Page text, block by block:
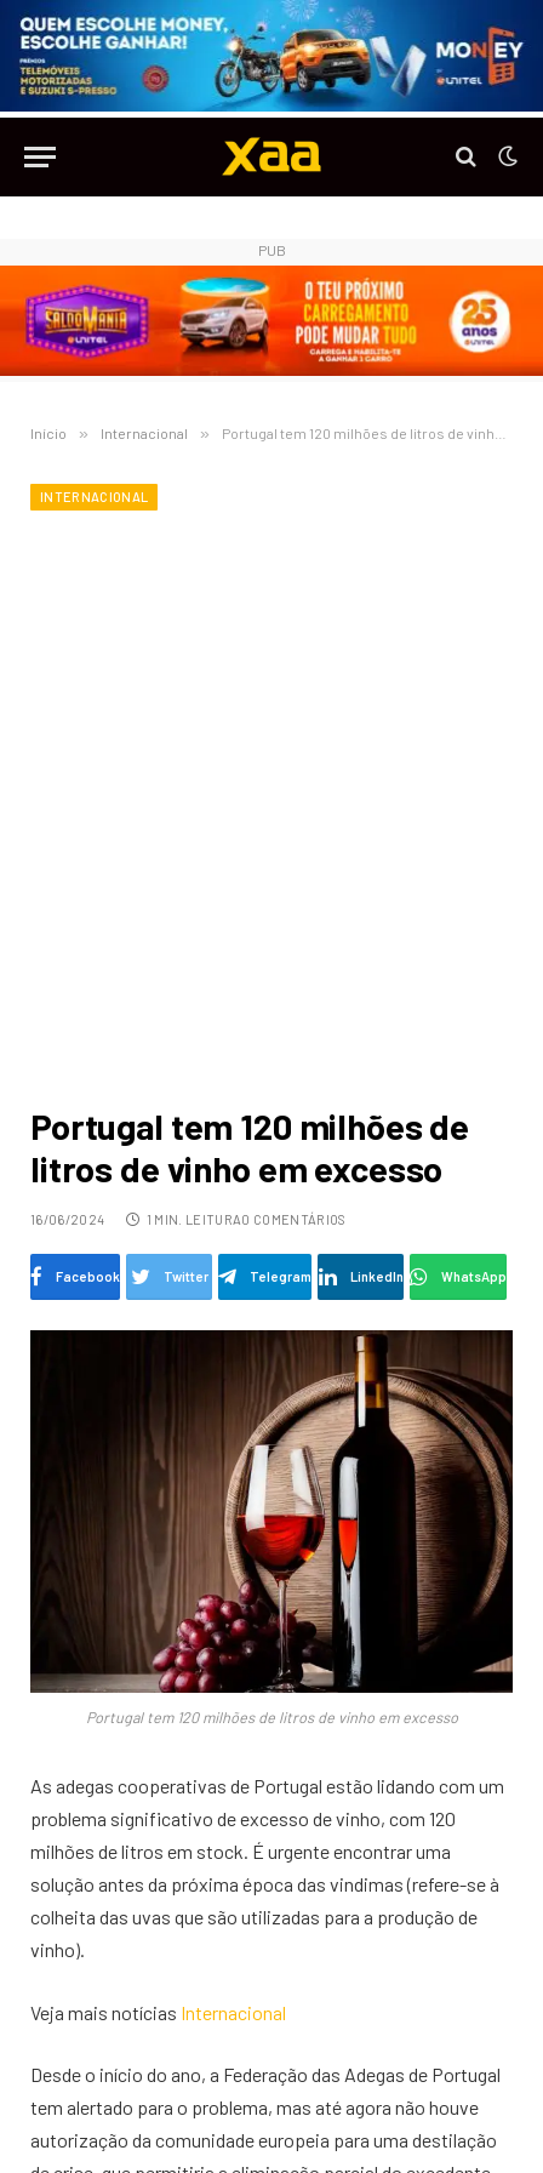
PUB
Início » Internacional » Portugal tem 120 milhões de litros de vinho em excesso
INTERNACIONAL
Portugal tem 120 milhões de
litros de vinho em excesso
16/06/2024 1 MIN. LEITURA0 COMENTÁRIOS
Facebook Twitter Telegram LinkedIn WhatsApp
Portugal tem 120 milhões de litros de vinho em excesso
As adegas cooperativas de Portugal estão lidando com um
problema significativo de excesso de vinho, com 120
milhões de litros em stock. É urgente encontrar uma
solução antes da próxima época das vindimas (refere-se à
colheita das uvas que são utilizadas para a produção de
vinho).
Veja mais notícias Internacional
Desde o início do ano, a Federação das Adegas de Portugal
tem alertado para o problema, mas até agora não houve
autorização da comunidade europeia para uma destilação